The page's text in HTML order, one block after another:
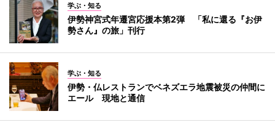
学ぶ・知る
伊勢神宮式年遷宮応援本第2弾 「私に還る『お伊
勢さん』の旅」刊行
学ぶ・知る
伊勢・仏レストランでベネズエラ地震被災の仲間に
エール 現地と通信